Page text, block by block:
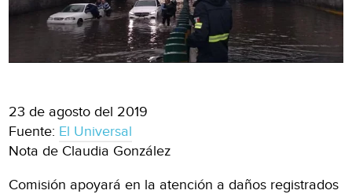
23 de agosto del 2019
Fuente: El Universal
Nota de Claudia González
Comisión apoyará en la atención a daños registrados